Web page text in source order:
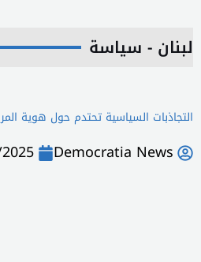
لبنان - سياسة
التجاذبات السياسية تحتدم حول هوية
Democratia News